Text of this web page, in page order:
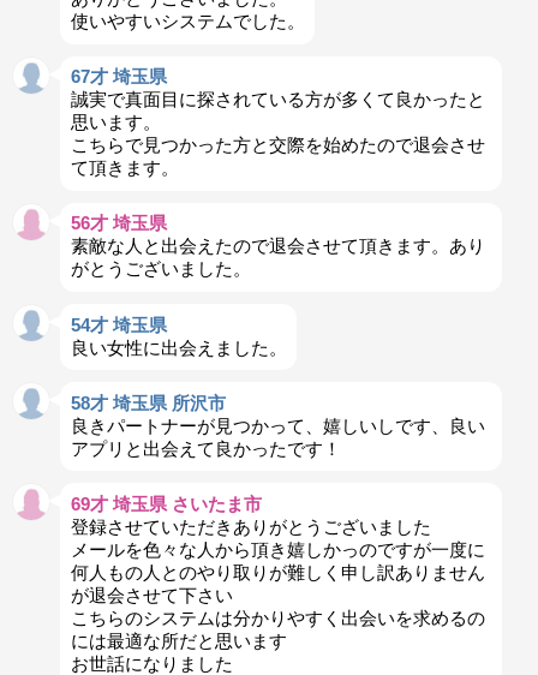
使いやすいシステムでした。
67才 埼玉県
誠実で真面目に探されている方が多くて良かったと
思います。
こちらで見つかった方と交際を始めたので退会させ
て頂きます。
56才 埼玉県
素敵な人と出会えたので退会させて頂きます。あり
がとうございました。
54才 埼玉県
良い女性に出会えました。
58才 埼玉県 所沢市
良きパートナーが見つかって、嬉しいしです、良い
アプリと出会えて良かったです！
69才 埼玉県 さいたま市
登録させていただきありがとうございました
メールを色々な人から頂き嬉しかっのですが一度に
何人もの人とのやり取りが難しく申し訳ありません
が退会させて下さい
こちらのシステムは分かりやすく出会いを求めるの
には最適な所だと思います
お世話になりました